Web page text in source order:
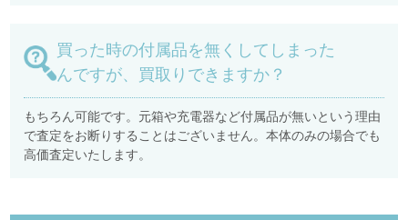
買った時の付属品を無くしてしまった
んですが、買取りできますか？
もちろん可能です。元箱や充電器など付属品が無いという理由
で査定をお断りすることはございません。本体のみの場合でも
高価査定いたします。